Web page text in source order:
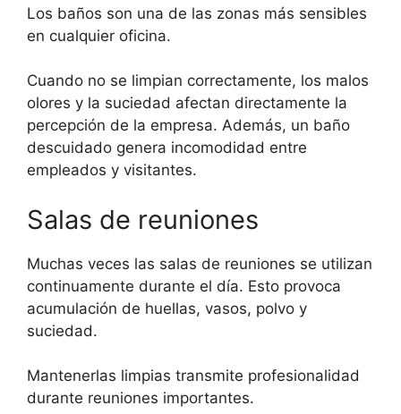
Los baños son una de las zonas más sensibles
en cualquier oficina.
Cuando no se limpian correctamente, los malos
olores y la suciedad afectan directamente la
percepción de la empresa. Además, un baño
descuidado genera incomodidad entre
empleados y visitantes.
Salas de reuniones
Muchas veces las salas de reuniones se utilizan
continuamente durante el día. Esto provoca
acumulación de huellas, vasos, polvo y
suciedad.
Mantenerlas limpias transmite profesionalidad
durante reuniones importantes.